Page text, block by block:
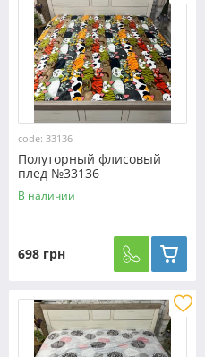
code: 33136
Полуторный флисовый
плед №33136
В наличии
698 грн